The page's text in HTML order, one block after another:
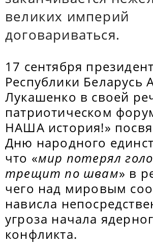
великих империй
договариваться.
17 сентября президент
Республики Беларусь
Лукашенко в своей
патриотическом
НАША история!»
Дню народного
что «мир потерял
трещит по швам» в
чего над мировым
нависла
угроза начала
конфликта.